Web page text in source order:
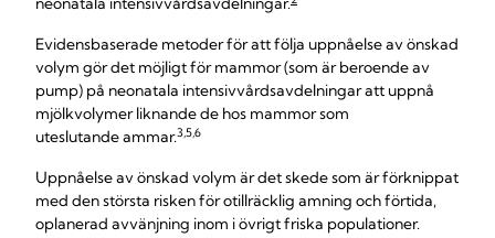
Evidensbaserade metoder för att följa uppnåelse av önskad
volym gör det möjligt för mammor (som är beroende av
pump) på neonatala intensivvårdsavdelningar att uppnå
mjölkvolymer liknande de hos mammor som
uteslutande ammar.3,5,6
Uppnåelse av önskad volym är det skede som är förknippat
med den största risken för otillräcklig amning och förtida,
oplanerad avvänjning inom i övrigt friska populationer.